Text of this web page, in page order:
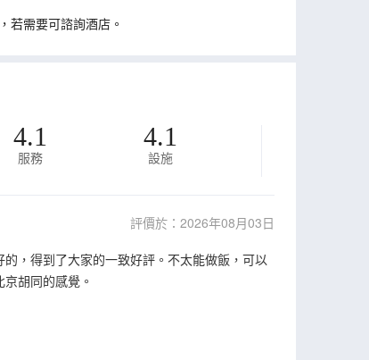
若需要可諮詢酒店。
4.1
服務
4.1
設施
評價於：2026年08月03日
，得到了大家的一致好評。不太能做飯，可以
胡同的感覺。